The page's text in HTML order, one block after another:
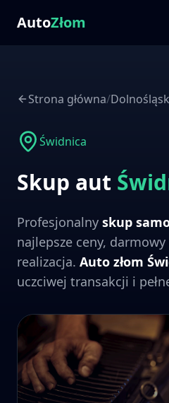
AutoZłom
Strona główna/
Świdnica
Skup aut
Profesjonalny skup
najlepsze ceny,
realizacja. Auto złom
uczciwej transakcji i